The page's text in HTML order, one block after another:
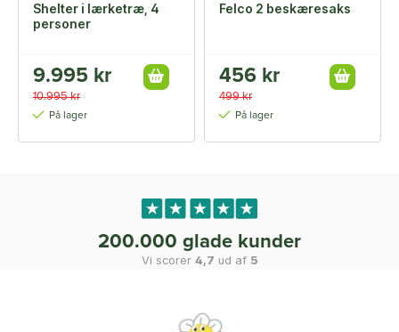
Shelter i lærketræ, 4
personer
9.995 kr
10.995 kr
På lager
Felco 2 beskæresaks
456 kr
499 kr
På lager
200.000 glade kunder
Vi scorer 4,7 ud af 5